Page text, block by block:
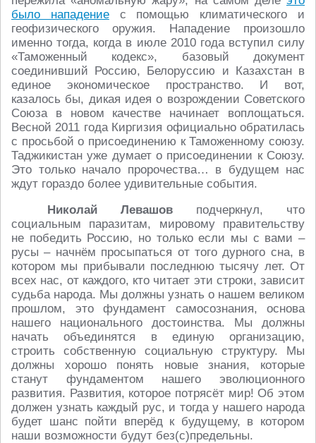
было нападениес помощью климатического и
геофизического оружия. Нападение произошло
именно тогда, когда в июле 2010 года вступил силу
«Таможенный кодекс», базовый документ
соединивший Россию, Белоруссию и Казахстан в
единое экономическое пространство. И вот,
казалось бы, дикая идея о возрождении Советского
Союза в новом качестве начинает воплощаться.
Весной 2011 года Киргизия официально обратилась
с просьбой о присоединению к Таможенному союзу.
Таджикистан уже думает о присоединении к Союзу.
Это только начало пророчества… в будущем нас
ждут гораздо более удивительные события.
Николай Левашов подчеркнул, что
социальным паразитам, мировому правительству
не победить Россию, но только если мы с вами –
русы – начнём просыпаться от того дурного сна, в
котором мы прибывали последнюю тысячу лет. От
всех нас, от каждого, кто читает эти строки, зависит
судьба народа. Мы должны узнать о нашем великом
прошлом, это фундамент самосознания, основа
нашего национального достоинства. Мы должны
начать объединятся в единую организацию,
строить собственную социальную структуру. Мы
должны хорошо понять новые знания, которые
станут фундаментом нашего эволюционного
развития. Развития, которое потрясёт мир! Об этом
должен узнать каждый рус, и тогда у нашего народа
будет шанс пойти вперёд к будущему, в котором
наши возможности будут без(с)предельны.